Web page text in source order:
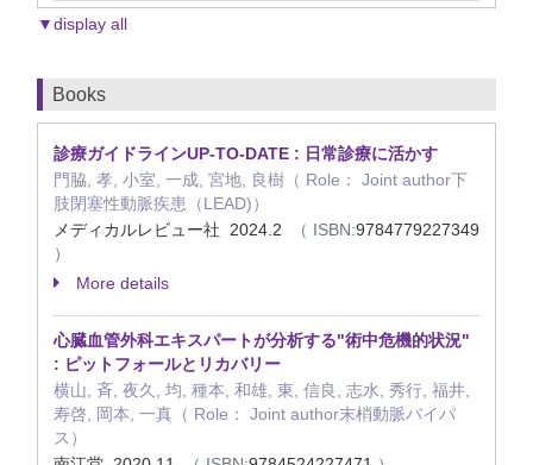
▼display all
Books
診療ガイドラインUP-TO-DATE : 日常診療に活かす
門脇, 孝, 小室, 一成, 宮地, 良樹（ Role： Joint author下
肢閉塞性動脈疾患（LEAD)）
メディカルレビュー社 2024.2
（ ISBN:9784779227349
）
More details
心臓血管外科エキスパートが分析する"術中危機的状況"
: ピットフォールとリカバリー
横山, 斉, 夜久, 均, 種本, 和雄, 東, 信良, 志水, 秀行, 福井,
寿啓, 岡本, 一真（ Role： Joint author末梢動脈バイパ
ス）